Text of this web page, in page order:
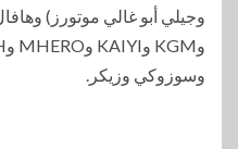
وجيلي أبو غالي موتورز)
وسوزوكي وزيكر.